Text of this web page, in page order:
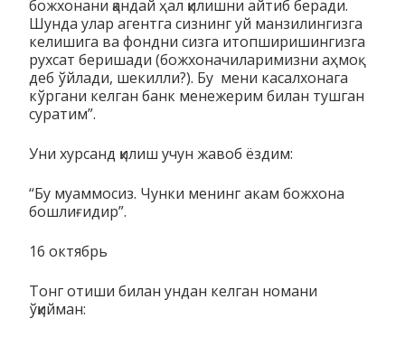
божхонани қандай ҳал қилишни айтиб беради.
Шунда улар агентга сизнинг уй манзилингизга
келишига ва фондни сизга итопширишингизга
рухсат беришади (божхоначиларимизни аҳмоқ
деб ўйлади, шекилли?). Бу мени касалхонага
кўргани келган банк менежерим билан тушган
суратим”.
Уни хурсанд қилиш учун жавоб ёздим:
“Бу муаммосиз. Чунки менинг акам божхона
бошлиғидир”.
16 октябрь
Тонг отиши билан ундан келган номани
ўқийман: